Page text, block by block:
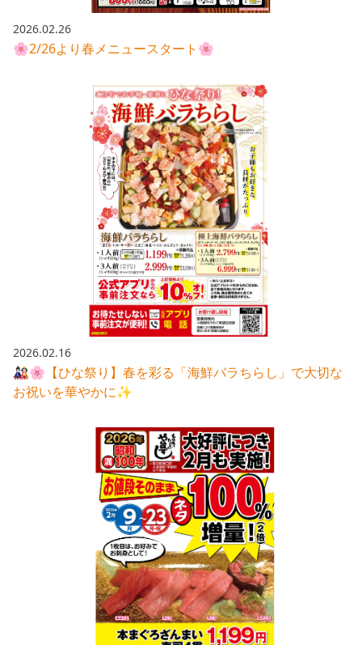
2026.02.26
🌸2/26より春メニュースタート🌸
2026.02.16
🎎🌸【ひな祭り】春を彩る「海鮮バラちらし」で大切な
お祝いを華やかに✨